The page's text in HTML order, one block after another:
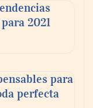
Modelo
cada 10 la
2021
para
perfecta